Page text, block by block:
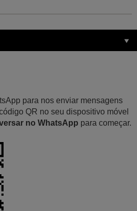
para nos enviar mensagens
QR no seu dispositivo móvel
no WhatsApp para começar.